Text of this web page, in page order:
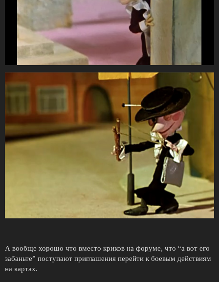
А вообще хорошо что вместо криков на форуме, что “а вот его
забаньте” поступают приглашения перейти к боевым действиям
на картах.